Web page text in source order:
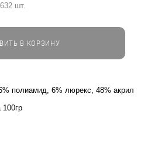
632 шт.
В КОРЗИНУ
полиамид, 6% люрекс, 48% акрил